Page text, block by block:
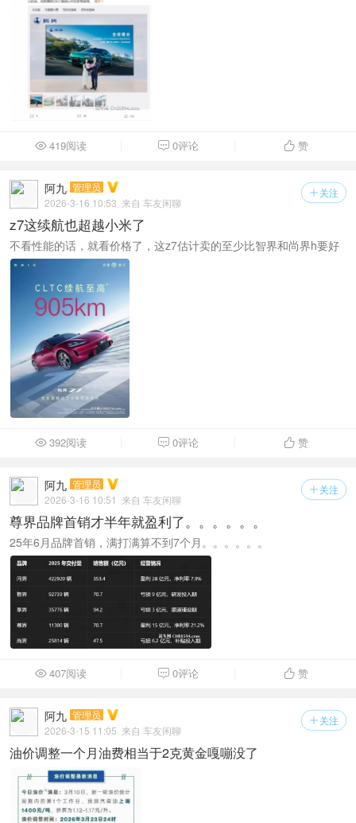
419阅读  0评论  赞
 关注
阿九 管理员
2026-3-16 10:53 来自 车友闲聊
z7这续航也超越小米了
不看性能的话，就看价格了，这z7估计卖的至少比智界和尚界h要好
392阅读  0评论  赞
 关注
阿九 管理员
2026-3-16 10:51 来自 车友闲聊
尊界品牌首销才半年就盈利了。。。。。。
25年6月品牌首销，满打满算不到7个月。。。。。。
407阅读  0评论  赞
 关注
阿九 管理员
2026-3-15 11:05 来自 车友闲聊
油价调整一个月油费相当于2克黄金嘎嘣没了